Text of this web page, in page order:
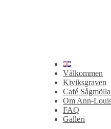
Välkommen
Kiviksgraven
Café
Om Ann-
FAQ
Galleri